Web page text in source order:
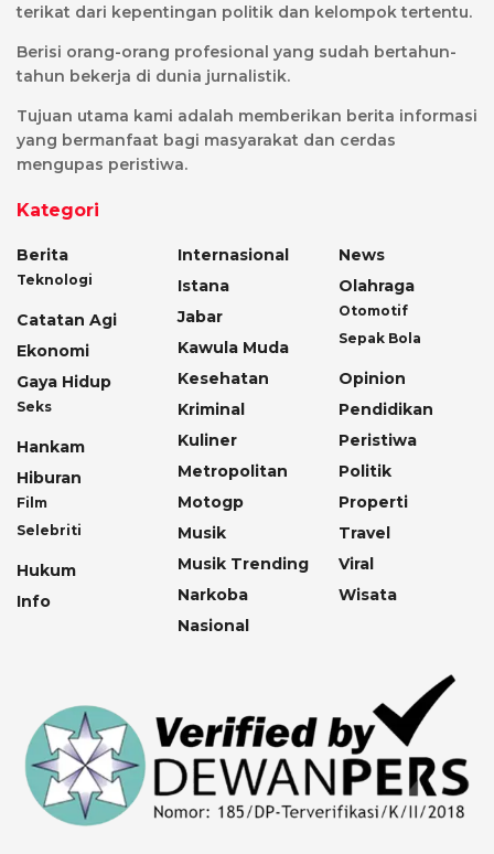
terikat dari kepentingan politik dan kelompok tertentu.
Berisi orang-orang profesional yang sudah bertahun-
tahun bekerja di dunia jurnalistik.
Tujuan utama kami adalah memberikan berita informasi
yang bermanfaat bagi masyarakat dan cerdas
mengupas peristiwa.
Kategori
Berita
Teknologi
Catatan Agi
Ekonomi
Gaya Hidup
Seks
Hankam
Hiburan
Film
Selebriti
Hukum
Info
Internasional
Istana
Jabar
Kawula Muda
Kesehatan
Kriminal
Kuliner
Metropolitan
Motogp
Musik
Musik Trending
Narkoba
Nasional
News
Olahraga
Otomotif
Sepak Bola
Opinion
Pendidikan
Peristiwa
Politik
Properti
Travel
Viral
Wisata